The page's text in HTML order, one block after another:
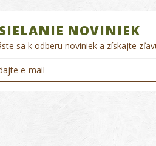
NOVINIEK
sa k odberu noviniek a získajte